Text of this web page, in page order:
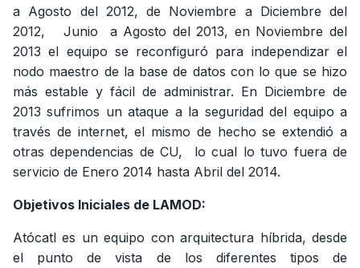
a Agosto del 2012, de Noviembre a Diciembre del
2012, Junio a Agosto del 2013, en Noviembre del
2013 el equipo se reconfiguró para independizar el
nodo maestro de la base de datos con lo que se hizo
más estable y fácil de administrar. En Diciembre de
2013 sufrimos un ataque a la seguridad del equipo a
través de internet, el mismo de hecho se extendió a
otras dependencias de CU, lo cual lo tuvo fuera de
servicio de Enero 2014 hasta Abril del 2014.
Objetivos Iniciales de LAMOD:
Atócatl es un equipo con arquitectura híbrida, desde
el punto de vista de los diferentes tipos de